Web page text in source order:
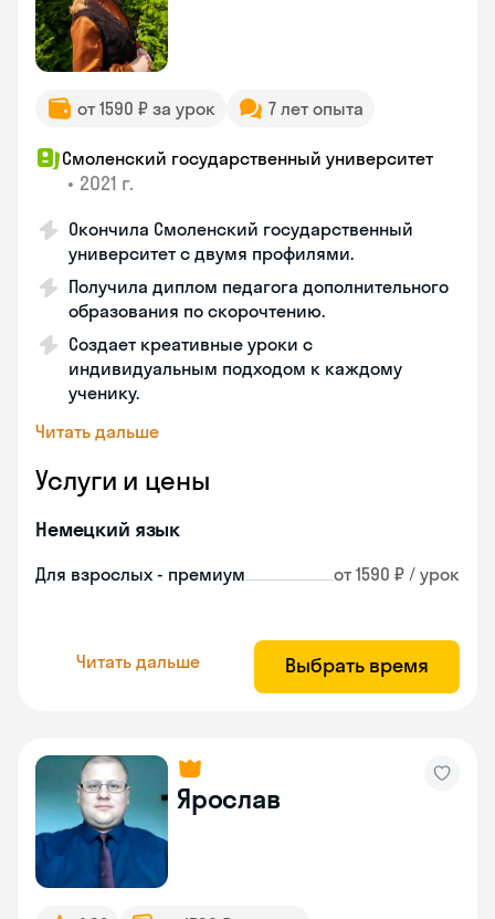
от 1590 ₽ за урок 7 лет опыта
Смоленский государственный университет
• 2021 г.
Окончила Смоленский государственный
университет с двумя профилями.
Получила диплом педагога дополнительного
образования по скорочтению.
Создает креативные уроки с
индивидуальным подходом к каждому
ученику.
Читать дальше
Услуги и цены
Немецкий язык
Для взрослых - премиум от 1590 ₽ / урок
Читать дальше Выбрать время
Ярослав